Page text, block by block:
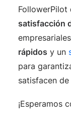
satisfacción
rápidos y un
para
satisfacen
¡Esperamos